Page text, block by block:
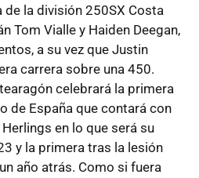
de la división 250SX Costa
Tom Vialle y Haiden Deegan,
a su vez que Justin
carrera sobre una 450.
celebrará la primera
de España que contará con
en lo que será su
y la primera tras la lesión
año atrás. Como si fuera